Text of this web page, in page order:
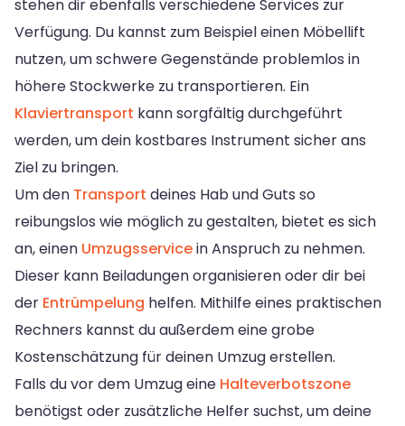
stehen dir ebenfalls verschiedene Services zur
Verfügung. Du kannst zum Beispiel einen Möbellift
nutzen, um schwere Gegenstände problemlos in
höhere Stockwerke zu transportieren. Ein
Klaviertransport kann sorgfältig durchgeführt
werden, um dein kostbares Instrument sicher ans
Ziel zu bringen.
Um den Transport deines Hab und Guts so
reibungslos wie möglich zu gestalten, bietet es sich
an, einen Umzugsservicein Anspruch zu nehmen.
Dieser kann Beiladungen organisieren oder dir bei
der Entrümpelung helfen. Mithilfe eines praktischen
Rechners kannst du außerdem eine grobe
Kostenschätzung für deinen Umzug erstellen.
Falls du vor dem Umzug eine Halteverbotszone
benötigst oder zusätzliche Helfer suchst, um deine